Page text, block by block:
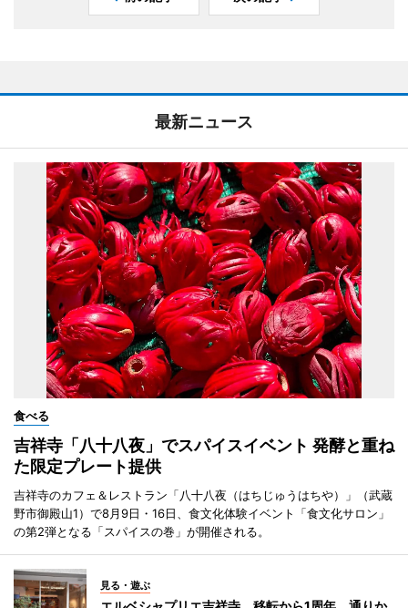
最新ニュース
食べる
吉祥寺「八十八夜」でスパイスイベント 発酵と重ね
た限定プレート提供
吉祥寺のカフェ＆レストラン「八十八夜（はちじゅうはちや）」（武蔵
野市御殿山1）で8月9日・16日、食文化体験イベント「食文化サロン」
の第2弾となる「スパイスの巻」が開催される。
見る・遊ぶ